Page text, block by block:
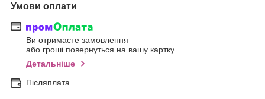
Умови оплати
Ви отримаєте замовлення
або гроші повернуться на вашу картку
Детальніше
Післяплата